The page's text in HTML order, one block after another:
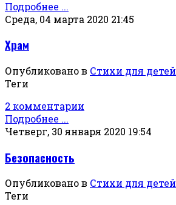
Подробнее ...
Среда, 04 марта 2020 21:45
Храм
Опубликовано в Стихи для детей
Теги
2 комментарии
Подробнее ...
Четверг, 30 января 2020 19:54
Безопасность
Опубликовано в Стихи для детей
Теги